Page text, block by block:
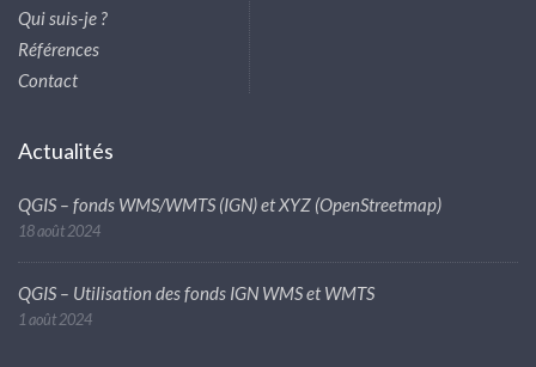
Qui suis-je ?
Références
Contact
Actualités
QGIS – fonds WMS/WMTS (IGN) et XYZ (OpenStreetmap)
18 août 2024
QGIS – Utilisation des fonds IGN WMS et WMTS
1 août 2024